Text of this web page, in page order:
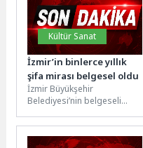
Kültür Sanat
İzmir’in binlerce yıllık
şifa mirası belgesel oldu
İzmir Büyükşehir
Belediyesi’nin belgeseli
Başkan Dr. Cemil Tugay’ın
katılımıyla tanıtıldı. Başkan